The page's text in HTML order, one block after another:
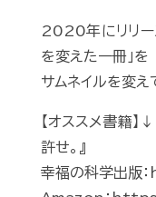
2020年にリリー
を変えた一冊」を
サムネイルを変え
【オススメ書籍
許せ。』
幸福の科学出